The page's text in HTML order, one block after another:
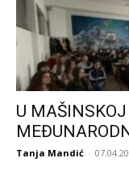
U
Tanja Mandić -